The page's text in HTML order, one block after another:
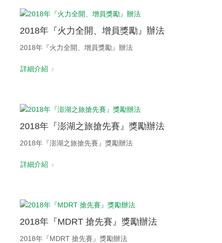
2018年『火力全開、增員獎勵』辦法
2018年『火力全開、增員獎勵』辦法
詳細介紹
2018年『澎湖之旅搶先賽』獎勵辦法
2018年『澎湖之旅搶先賽』獎勵辦法
詳細介紹
2018年『MDRT 搶先賽』獎勵辦法
2018年『MDRT 搶先賽』獎勵辦法